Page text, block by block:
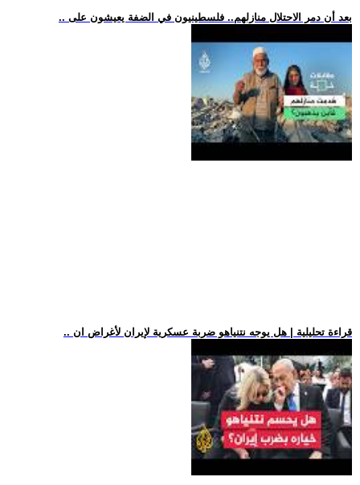
.. بعد أن دمر الاحتلال منازلهم.. فلسطينيون في الضفة يعيشون على
.. قراءة تحليلية | هل يوجه نتنياهو ضربة عسكرية لإيران لأغراض ان